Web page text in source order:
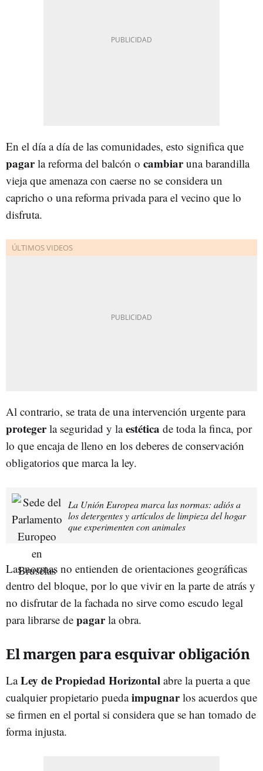
En el día a día de las comunidades, esto significa que
pagarla reforma del balcón o cambiaruna barandilla
vieja que amenaza con caerse no se considera un
capricho o una reforma privada para el vecino que lo
disfruta.
Al contrario, se trata de una intervención urgente para
protegerla seguridad y laestética de toda la finca, por
lo que encaja de lleno en los deberes de conservación
obligatorios que marca la ley.
La Unión Europea marca las normas: adiós a
los detergentes y artículos de limpieza del hogar
que experimenten con animales
Las normas no entienden de orientaciones geográficas
dentro del bloque, por lo que vivir en la parte de atrás y
no disfrutar de la fachada no sirve como escudo legal
para librarse de pagarla obra.
El margen para esquivar obligación
LaLey de Propiedad Horizontal abre la puerta a que
cualquier propietario puedaimpugnarlos acuerdos que
se firmen en el portal si considera que se han tomado de
forma injusta.